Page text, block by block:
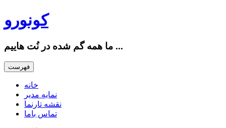
کونورو
ما همه گم شده در نُت هاییم ...
فهرست
خانه
نمایه مدیر
نقشه تارنما
تماس باما